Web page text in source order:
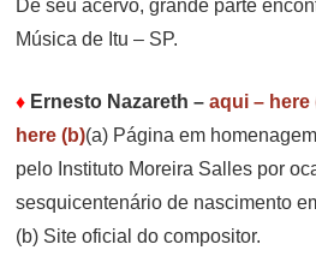
De seu acervo, grande parte
Música de Itu – SP.
♦ Ernesto Nazareth–aqui – here
here (b)(a) Página em
pelo Instituto Moreira Salles por
sesquicentenário de nascimento
(b) Site oficial do compositor.